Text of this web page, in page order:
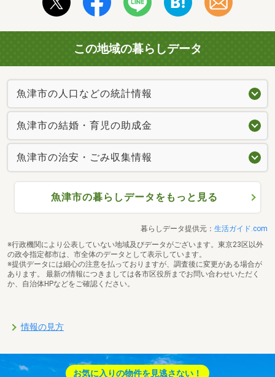
この地域の暮らしデータ
魚津市の人口などの統計情報
魚津市の結婚・育児の助成金
魚津市の治安・ごみ収集情報
魚津市の暮らしデータをもっと見る
暮らしデータ提供元： 生活ガイド.com
※行政機関により公表していない地域及びデータがございます。東京23区以外
の政令指定都市は、市全体のデータとして表示しています。
※提供データには細心の注意を払っておりますが、調査後に変更がある場合が
あります。 最新の情報につきましては各市区役所までお問い合わせいただく
か、自治体HPなどをご確認ください。
情報の見方
お気に入りの物件を見逃さない！